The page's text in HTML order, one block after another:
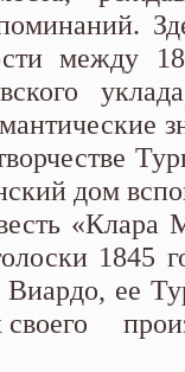
между
дом
«Клара
1845
ее
своего